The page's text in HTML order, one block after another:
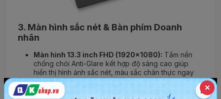
3. Màn hình sắc nét & Bàn phím Doanh
nhân
Màn hình 13.3 inch FHD (1920x1080): Tấm nền
chống chói Anti-Glare kết hợp độ sáng cao giúp
hiển thị hình ảnh sắc nét, màu sắc chân thực ngay
cả khi bạn làm việc ngoài trời hay dưới ánh đèn
cường độ mạnh.